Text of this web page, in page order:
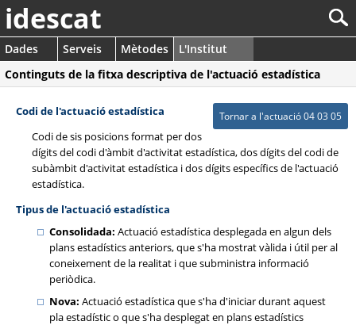
idescat
Dades Serveis Mètodes
L'Institut
Continguts de la fitxa descriptiva de l'actuació estadística
Tornar a l'actuació 04 03 05
Codi de l'actuació estadística
Codi de sis posicions format per dos
dígits del codi d'àmbit d'activitat estadística, dos dígits del codi de
subàmbit d'activitat estadística i dos dígits específics de l'actuació
estadística.
Tipus de l'actuació estadística
Consolidada: Actuació estadística desplegada en algun dels
plans estadístics anteriors, que s'ha mostrat vàlida i útil per al
coneixement de la realitat i que subministra informació
periòdica.
Nova: Actuació estadística que s'ha d'iniciar durant aquest
pla estadístic o que s'ha desplegat en plans estadístics